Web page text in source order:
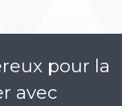
pour la
avec